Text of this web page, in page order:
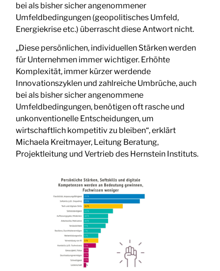
bei als bisher sicher angenommener
Umfeldbedingungen (geopolitisches Umfeld,
Energiekrise etc.) überrascht diese Antwort nicht.
„Diese persönlichen, individuellen Stärken werden
für Unternehmen immer wichtiger. Erhöhte
Komplexität, immer kürzer werdende
Innovationszyklen und zahlreiche Umbrüche, auch
bei als bisher sicher angenommene
Umfeldbedingungen, benötigen oft rasche und
unkonventionelle Entscheidungen, um
wirtschaftlich kompetitiv zu bleiben“, erklärt
Michaela Kreitmayer, Leitung Beratung,
Projektleitung und Vertrieb des Hernstein Instituts.